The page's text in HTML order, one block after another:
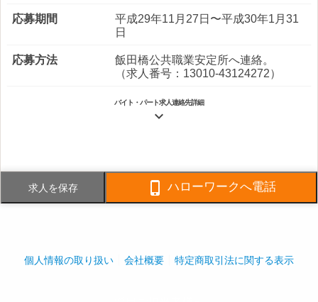
応募期間
平成29年11月27日〜平成30年1月31
日
応募方法
飯田橋公共職業安定所へ連絡。
（求人番号：13010-43124272）
バイト・パート求人連絡先詳細

事業内容
ビル・マンションの総合管理。不動
産業。建設業。観賞用熱帯魚の機器
求人を保存  ハローワークへ電話
個人情報の取り扱い 会社概要 特定商取引法に関する表示